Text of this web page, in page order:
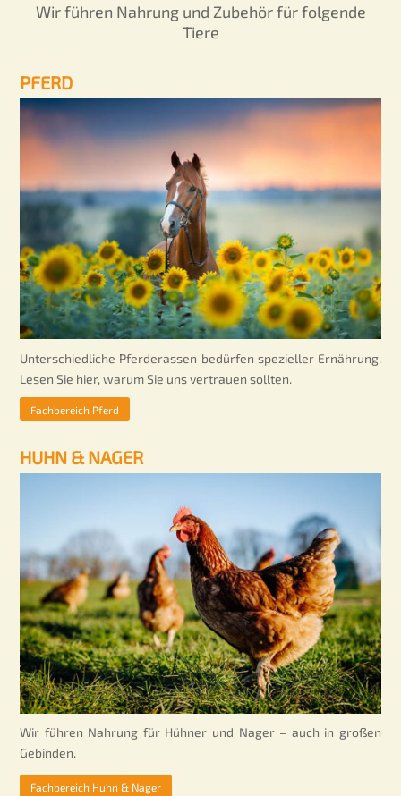
Wir führen Nahrung und Zubehör für folgende
Tiere
PFERD
Unterschiedliche Pferderassen bedürfen spezieller Ernährung.
Lesen Sie hier, warum Sie uns vertrauen sollten.
Fachbereich Pferd
HUHN & NAGER
Wir führen Nahrung für Hühner und Nager – auch in großen
Gebinden.
Fachbereich Huhn & Nager